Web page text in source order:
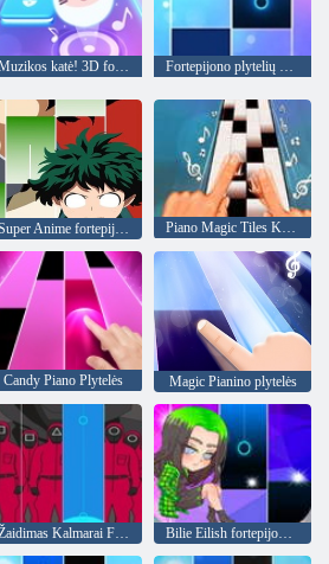
Muzikos katė! 3D fortepijono plytelės žaidimas
Super Anime fortepijono plytelės Piano Magic Tiles Karšta daina
Candy Piano Plytelės Magic Pianino plytelės
Žaidimas Kalmarai Fortepijono plytelės